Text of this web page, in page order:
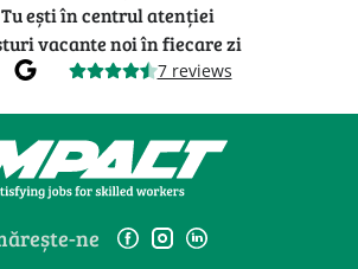
Tu ești în centrul atenției
vacante noi în fiecare zi
7 reviews
ne